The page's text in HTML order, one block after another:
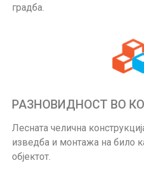
градба.
РАЗНОВИДНОСТ ВО
Лесната челична
изведба и монтажа на било
објектот.